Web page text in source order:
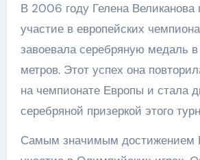
В 2006 году Гелена Великанова
участие в европейских
завоевала серебряную медаль
метров. Этот успех она
на чемпионате Европы и стала
серебряной призеркой этого
Самым значимым достижением